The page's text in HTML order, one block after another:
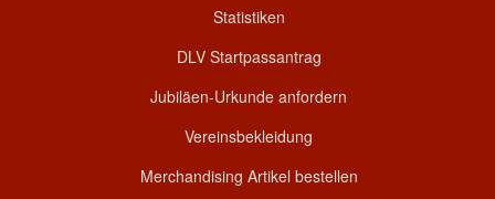
Statistiken
DLV Startpassantrag
Jubiläen-Urkunde anfordern
Vereinsbekleidung
Merchandising Artikel bestellen